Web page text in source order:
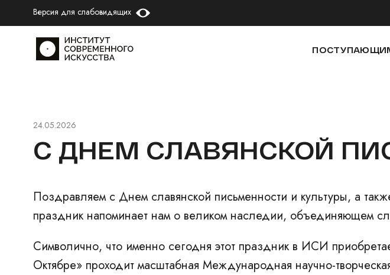
Версия для слабовидящих
24.05.2026
С ДНЕМ СЛАВЯНСКОЙ
Поздравляем с Днем славянской письменности и культуры, а
праздник напоминает нам о великом наследии, объединяющем
Символично, что именно сегодня этот праздник в ИСИ
Октябре» проходит масштабная Международная научно-